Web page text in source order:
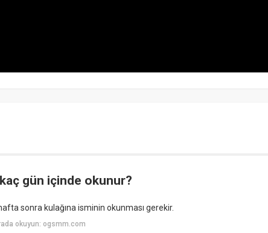
gün içinde okunur?
sonra kulağına isminin okunması gerekir.
okuyun: ogsmm.com